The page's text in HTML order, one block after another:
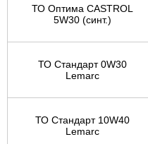
ТО Оптима CASTROL
5W30 (синт.)
ТО Стандарт 0W30
Lemarc
ТО Стандарт 10W40
Lemarc